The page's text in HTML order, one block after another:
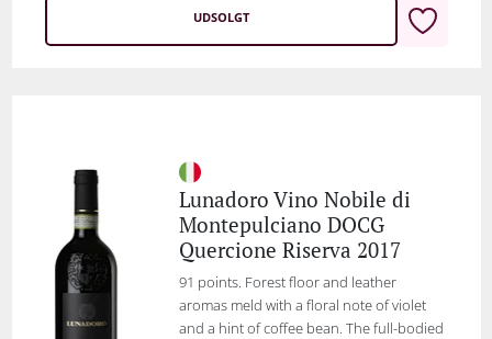
UDSOLGT
Lunadoro Vino Nobile di
Montepulciano DOCG
Quercione Riserva 2017
91 points. Forest floor and leather
aromas meld with a floral note of violet
and a hint of coffee bean. The full-bodied